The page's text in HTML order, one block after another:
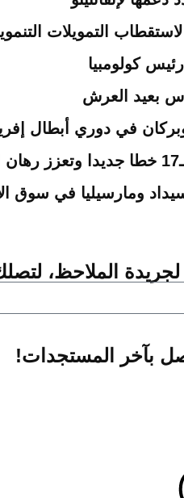
التمويلات
كولومبيا
بعيد العرش
في دوري أبطال
ومارسيليا في سوق
الملاحظ،
بآخر المستجدات!